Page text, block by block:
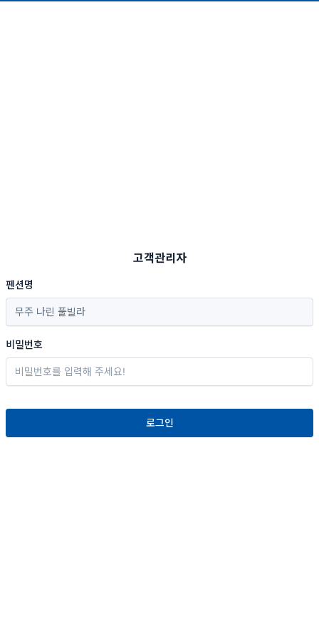
고객관리자
펜션명
비밀번호
로그인